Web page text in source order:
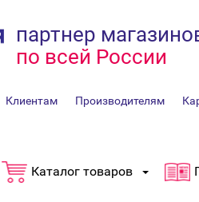
партнер
по всей России
Клиентам Производителям
Каталог товаров